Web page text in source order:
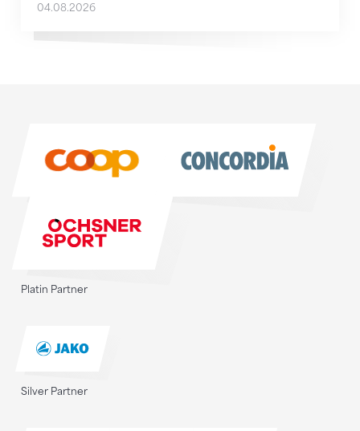
04.08.2026
Platin Partner
Silver Partner